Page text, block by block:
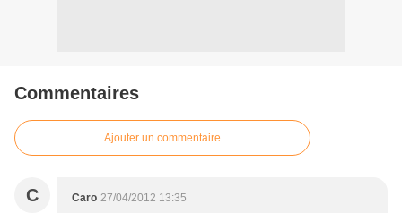
Commentaires
Ajouter un commentaire
C Caro 27/04/2012 13:35